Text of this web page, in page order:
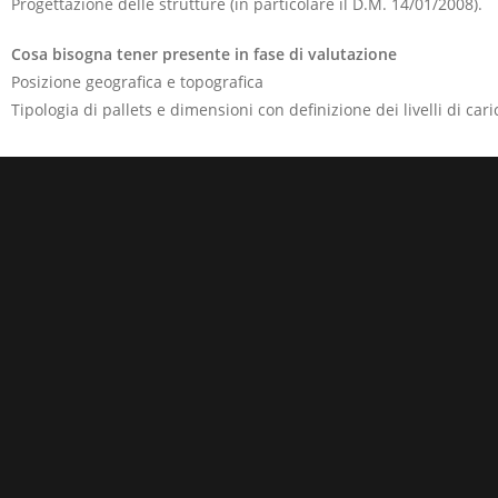
Cosa bisogna tener presente in fase di valutazione
Posizione geografica e topografica
Tipologia di pallets e dimensioni con definizione dei livelli di